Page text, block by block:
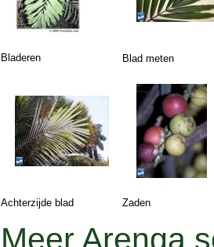
Bladeren Blad meten
Achterzijde blad Zaden
Meer Arenga